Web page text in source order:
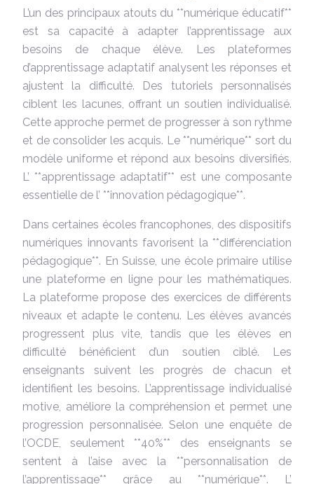
L’un des principaux atouts du **numérique éducatif**
est sa capacité à adapter l’apprentissage aux
besoins de chaque élève. Les plateformes
d’apprentissage adaptatif analysent les réponses et
ajustent la difficulté. Des tutoriels personnalisés
ciblent les lacunes, offrant un soutien individualisé.
Cette approche permet de progresser à son rythme
et de consolider les acquis. Le **numérique** sort du
modèle uniforme et répond aux besoins diversifiés.
L’ **apprentissage adaptatif** est une composante
essentielle de l’ **innovation pédagogique**.
Dans certaines écoles francophones, des dispositifs
numériques innovants favorisent la **différenciation
pédagogique**. En Suisse, une école primaire utilise
une plateforme en ligne pour les mathématiques.
La plateforme propose des exercices de différents
niveaux et adapte le contenu. Les élèves avancés
progressent plus vite, tandis que les élèves en
difficulté bénéficient d’un soutien ciblé. Les
enseignants suivent les progrès de chacun et
identifient les besoins. L’apprentissage individualisé
motive, améliore la compréhension et permet une
progression personnalisée. Selon une enquête de
l’OCDE, seulement **40%** des enseignants se
sentent à l’aise avec la **personnalisation de
l’apprentissage** grâce au **numérique**. L’